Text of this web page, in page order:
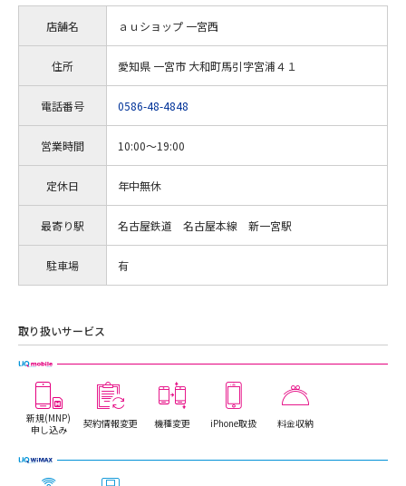
店舗名 ａｕショップ 一宮西
住所 愛知県 一宮市 大和町馬引字宮浦４１
電話番号 0586-48-4848
営業時間 10:00～19:00
定休日 年中無休
最寄り駅 名古屋鉄道 名古屋本線 新一宮駅
駐車場 有
取り扱いサービス
新規(MNP)
申し込み
契約情報変更 機種変更 iPhone取扱 料金収納